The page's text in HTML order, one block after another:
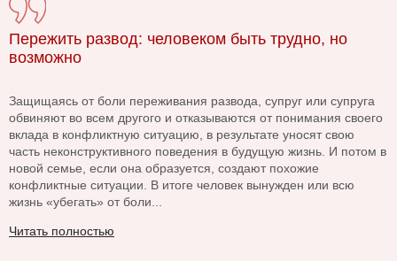
Пережить развод: человеком быть трудно, но
возможно
Защищаясь от боли переживания развода, супруг или супруга
обвиняют во всем другого и отказываются от понимания своего
вклада в конфликтную ситуацию, в результате уносят свою
часть неконструктивного поведения в будущую жизнь. И потом в
новой семье, если она образуется, создают похожие
конфликтные ситуации. В итоге человек вынужден или всю
жизнь «убегать» от боли...
Читать полностью